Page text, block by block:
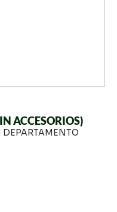
ACCESORIOS)
DEPARTAMENTO